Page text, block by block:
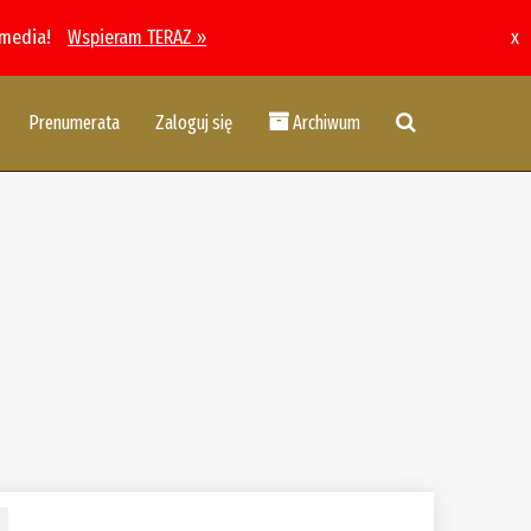
Wspieram TERAZ » x
Prenumerata Zaloguj się Archiwum